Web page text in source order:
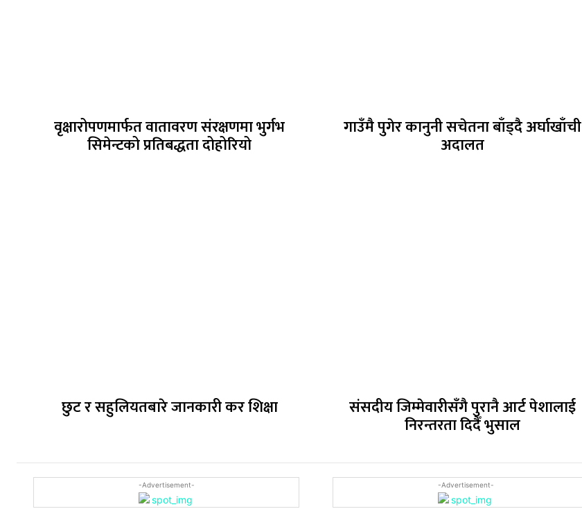
वृक्षारोपणमार्फत वातावरण संरक्षणमा भुर्गभ
सिमेन्टको प्रतिबद्धता दोहोरियो
गाउँमै पुगेर कानुनी सचेतना बाँड्दै अर्घाखाँची
अदालत
छुट र सहुलियतबारे जानकारी कर शिक्षा संसदीय जिम्मेवारीसँगै पुरानै आर्ट पेशालाई
निरन्तरता दिदैँ भुसाल
-Advertisement- -Advertisement-